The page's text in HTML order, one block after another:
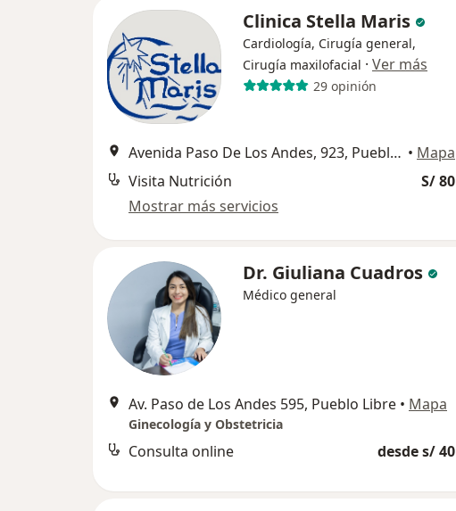
Clinica Stella Maris
Cardiología, Cirugía general,
Cirugía maxilofacial · Ver más
29 opinión
Avenida Paso De Los Andes, 923, Pueblo Libre • Mapa
Visita Nutrición
S/ 80
Mostrar más servicios
Dr. Giuliana Cuadros
Médico general
Av. Paso de Los Andes 595, Pueblo Libre • Mapa
Ginecología y Obstetricia
Consulta online desde s/ 40